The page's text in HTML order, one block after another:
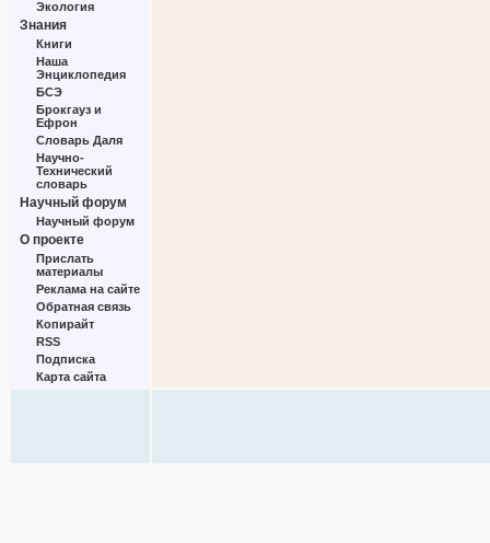
Экология
Знания
Книги
Наша
Энциклопедия
БСЭ
Брокгауз и
Ефрон
Словарь Даля
Научно-
Технический
словарь
Научный форум
Научный форум
О проекте
Прислать
материалы
Реклама на сайте
Обратная связь
Копирайт
RSS
Подписка
Карта сайта